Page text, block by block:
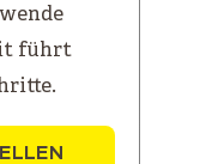
führt